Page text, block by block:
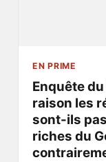
EN PRIME
Enquête
raison les
sont-ils
riches du